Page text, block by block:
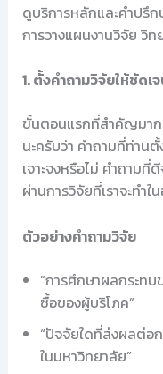
ดูบริการหลักและคำปรึ
การวางแผนงานวิจัย วิ
1. ตั้งคำถามวิจัยให้ชัดเ
ขั้นตอนแรกที่สำคัญมาก
นะครับว่า คำถามที่ท่าน
เจาะจงหรือไม่ คำถาม
ผ่านการวิจัยที่เราจะทำใ
ตัวอย่างคำถามวิจัย
“การศึกษาผลกระท
ซื้อของผู้บริโภค”
“ปัจจัยใดที่ส่งผลต่อ
ในมหาวิทยาลัย”